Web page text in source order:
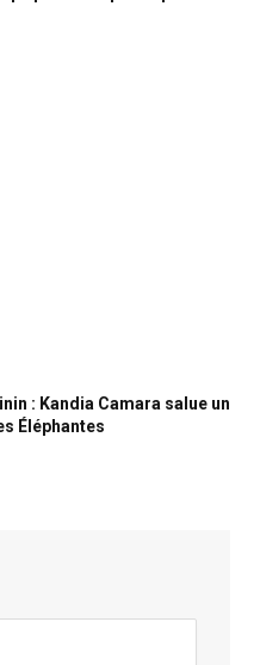
: Kandia Camara salue un
Éléphantes